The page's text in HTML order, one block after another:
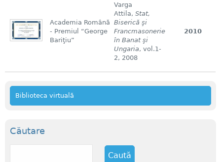
Academia Română
- Premiul “George
Bariţiu”
Varga
Attila, Stat,
Biserică şi
Francmasonerie
în Banat şi
Ungaria, vol.1-
2, 2008
2010
Biblioteca virtuală
Căutare
C